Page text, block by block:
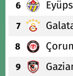
6
7
8
9